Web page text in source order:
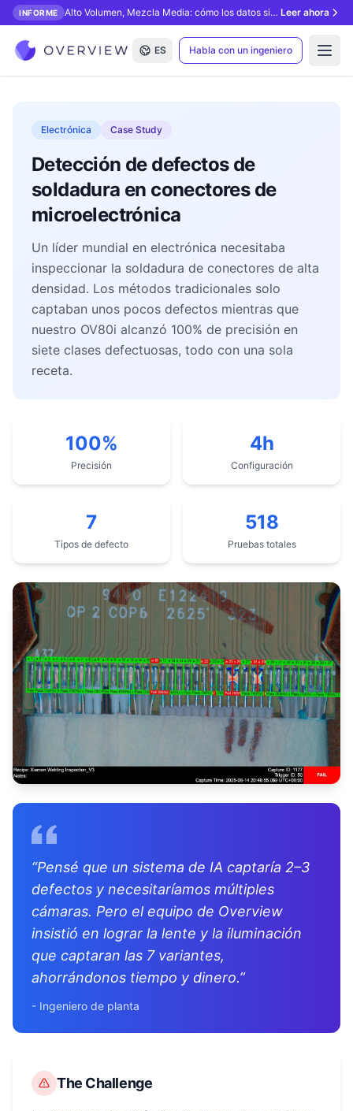
INFORME Alto Volumen, Mezcla Media: cómo los datos sintéticos desbloquean la inspección con IA. Leer ahora
ES Habla con un ingeniero
Electrónica Case Study
Detección de defectos de
soldadura en conectores de
microelectrónica
Un líder mundial en electrónica necesitaba
inspeccionar la soldadura de conectores de alta
densidad. Los métodos tradicionales solo
captaban unos pocos defectos mientras que
nuestro OV80i alcanzó 100% de precisión en
siete clases defectuosas, todo con una sola
receta.
100%
Precisión
4h
Configuración
7
Tipos de defecto
518
Pruebas totales
“Pensé que un sistema de IA captaría 2–3
defectos y necesitaríamos múltiples
cámaras. Pero el equipo de Overview
insistió en lograr la lente y la iluminación
que captaran las 7 variantes,
ahorrándonos tiempo y dinero.”
- Ingeniero de planta
The Challenge